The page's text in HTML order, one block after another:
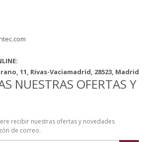
11, Rivas-Vaciamadrid, 28523, Madrid
NUESTRAS OFERTAS Y
recibir nuestras ofertas y novedades
de correo.